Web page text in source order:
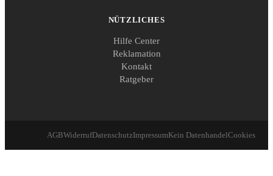
NÜTZLICHES
Hilfe Center
Reklamation
Kontakt
Ratgeber
AGBWiderrufDatenschutzImpressumKein DatenhandelCookies